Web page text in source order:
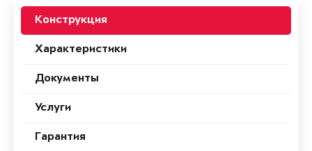
Конструкция
Характеристики
Документы
Услуги
Гарантия